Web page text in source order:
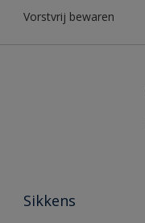
Vorstvrij bewaren
Sikkens